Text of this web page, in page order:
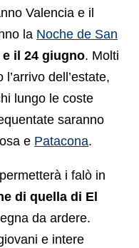
Valencia e il
la Noche de San
il 24 giugno. Molti
dell’estate,
lungo le coste
saranno
e Patacona.
i falò in
di quella di El
da ardere.
e intere